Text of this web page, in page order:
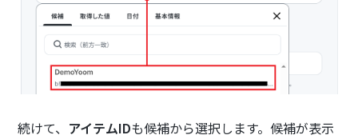
続けて、 アイテムIDも候補から選択します。候補が表示